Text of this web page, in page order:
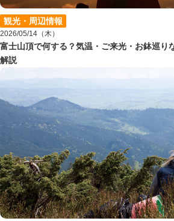
観光・周辺情報
2026/05/14（木）
富士山頂で何する？気温・ご来光・お鉢巡り
解説